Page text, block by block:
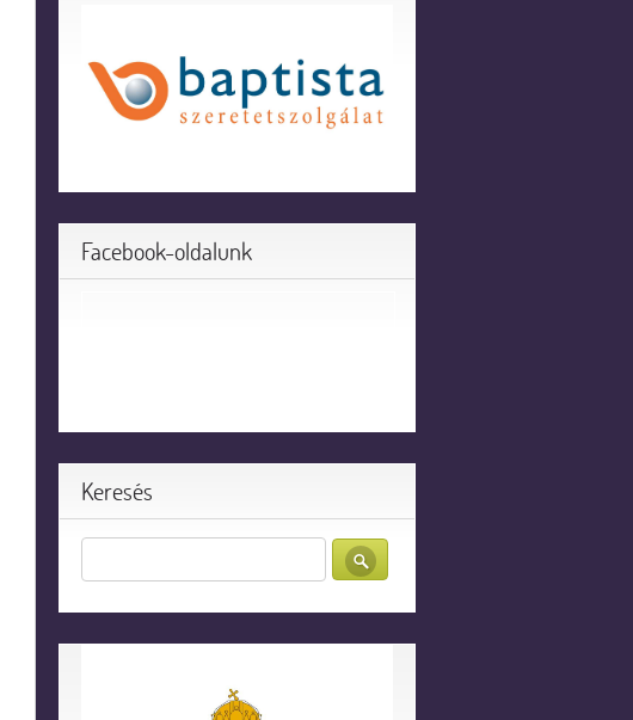
Facebook-oldalunk
Keresés